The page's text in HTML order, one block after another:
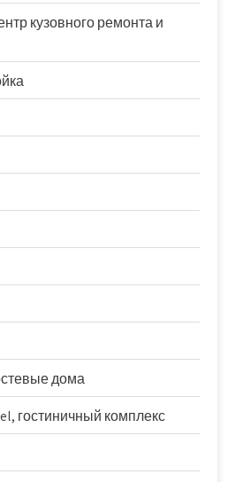
кузовного ремонта и
дома
гостиничный комплекс